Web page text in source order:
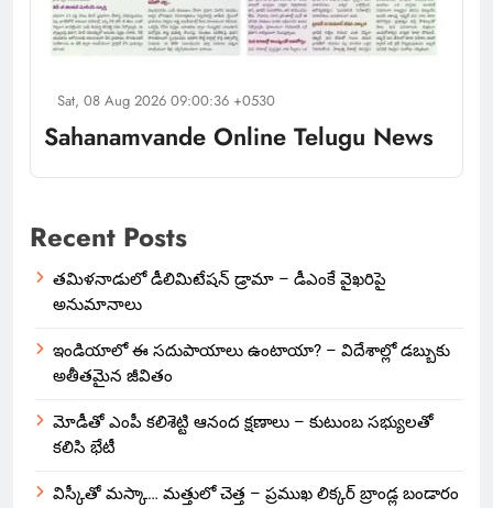
Sat, 08 Aug 2026 09:00:36 +0530
Sahanamvande Online Telugu News
Recent Posts
తమిళనాడులో డీలిమిటేషన్ డ్రామా – డీఎంకే వైఖరిపై
అనుమానాలు
ఇండియాలో‌ ఈ సదుపాయాలు ఉంటాయా? – విదేశాల్లో డబ్బుకు
అతీతమైన జీవితం
మోడీతో ఎంపీ కలిశెట్టి ఆనంద క్షణాలు – కుటుంబ సభ్యులతో
కలిసి భేటీ
విస్కీతో మస్కా… మత్తులో చెత్త – ప్రముఖ లిక్కర్ బ్రాండ్ల బండారం